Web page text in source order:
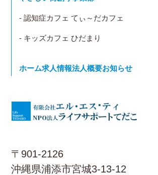
〒901-2126
沖縄県浦添市宮城3-13-12
- 認知症カフェ てぃ～だカフェ
- キッズカフェ ひだまり
ホーム求人情報法人概要お知らせ